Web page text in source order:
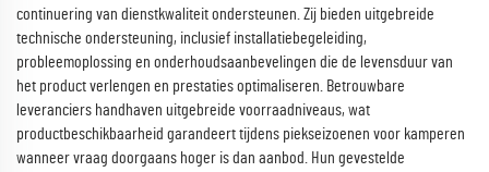
continuering van dienstkwaliteit ondersteunen. Zij bieden uitgebreide
technische ondersteuning, inclusief installatiebegeleiding,
probleemoplossing en onderhoudsaanbevelingen die de levensduur van
het product verlengen en prestaties optimaliseren. Betrouwbare
leveranciers handhaven uitgebreide voorraadniveaus, wat
productbeschikbaarheid garandeert tijdens piekseizoenen voor kamperen
wanneer vraag doorgaans hoger is dan aanbod. Hun gevestelde